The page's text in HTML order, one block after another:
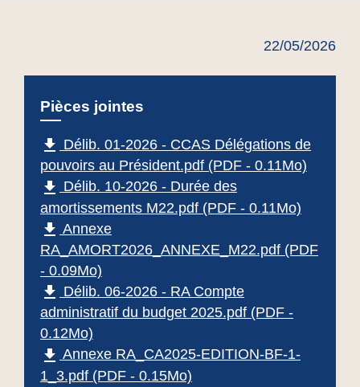
22/05/2026
Pièces jointes
file_download Délib. 01-2026 - CCAS Délégations de
pouvoirs au Président.pdf (PDF - 0.11Mo)
file_download Délib. 10-2026 - Durée des
amortissements M22.pdf (PDF - 0.11Mo)
file_download Annexe
RA_AMORT2026_ANNEXE_M22.pdf (PDF
- 0.09Mo)
file_download Délib. 06-2026 - RA Compte
administratif du budget 2025.pdf (PDF -
0.12Mo)
file_download Annexe RA_CA2025-EDITION-BF-1-
1_3.pdf (PDF - 0.15Mo)